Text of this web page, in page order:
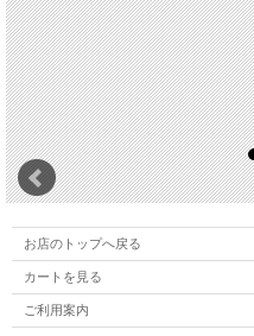
お店のトップへ戻る
カートを見る
ご利用案内